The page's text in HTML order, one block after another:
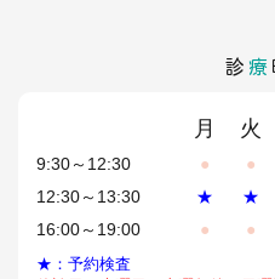
診 療
月 火
9:30～12:30 ● ●
12:30～13:30
★ ★
16:00～19:00
● ●
★：予約検査